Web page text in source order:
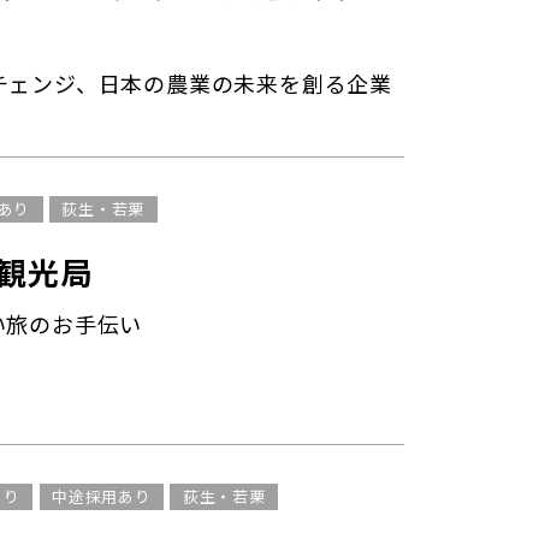
ンジ、日本の農業の未来を創る企業
り 荻生・若栗
光局
のお手伝い
中途採用あり 荻生・若栗